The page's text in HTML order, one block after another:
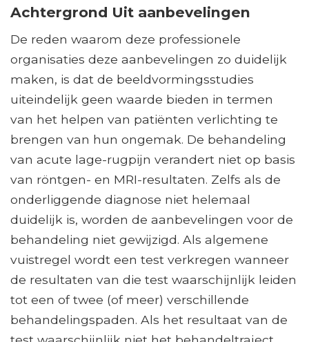
Achtergrond Uit aanbevelingen
De reden waarom deze professionele
organisaties deze aanbevelingen zo duidelijk
maken, is dat de beeldvormingsstudies
uiteindelijk geen waarde bieden in termen
van het helpen van patiënten verlichting te
brengen van hun ongemak. De behandeling
van acute lage-rugpijn verandert niet op basis
van röntgen- en MRI-resultaten. Zelfs als de
onderliggende diagnose niet helemaal
duidelijk is, worden de aanbevelingen voor de
behandeling niet gewijzigd. Als algemene
vuistregel wordt een test verkregen wanneer
de resultaten van die test waarschijnlijk leiden
tot een of twee (of meer) verschillende
behandelingspaden. Als het resultaat van de